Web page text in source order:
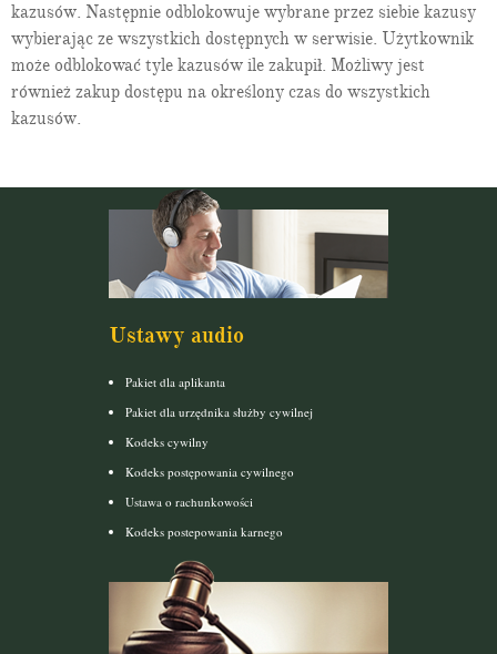
kazusów. Następnie odblokowuje wybrane przez siebie kazusy
wybierając ze wszystkich dostępnych w serwisie. Użytkownik
może odblokować tyle kazusów ile zakupił. Możliwy jest
również zakup dostępu na określony czas do wszystkich
kazusów.
Ustawy audio
Pakiet dla aplikanta
Pakiet dla urzędnika służby cywilnej
Kodeks cywilny
Kodeks postępowania cywilnego
Ustawa o rachunkowości
Kodeks postepowania karnego